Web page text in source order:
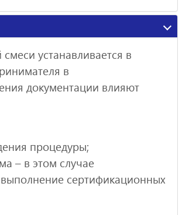
устанавливается в
в
документации влияют
процедуры;
– в этом случае
сертификационных